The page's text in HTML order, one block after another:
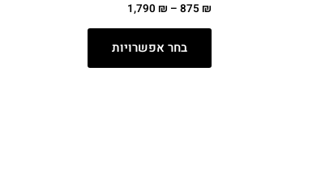
דורג
מתוך
875 ₪
–
1,790 ₪
בחר אפשרויות